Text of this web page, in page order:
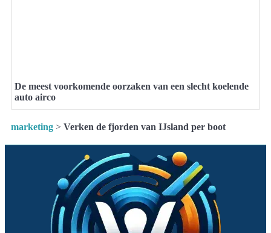
De meest voorkomende oorzaken van een slecht koelende
auto airco
marketing > Verken de fjorden van IJsland per boot